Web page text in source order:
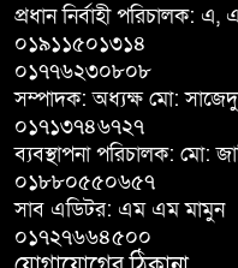
প্রধান নির্বাহী
০১৯১১৫০১৩১৪
০১৭৭৬২৩০৮০৮
সম্পাদক: অধ্যক্ষ মো:
০১৭১৩৭৪৬৭২৭
ব্যবস্থাপনা পরিচালক: মো:
০১৮৮০৫৫০৬৫৭
সাব এডিটর: এম এম মামুন
০১৭২৭৬৬৪৫০০